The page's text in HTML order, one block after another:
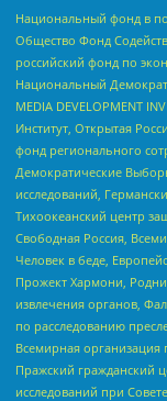
Национальный фонд в
Общество Фонд
российский фонд по
Национальный
MEDIA DEVELOPMENT
Институт, Открытая
фонд регионального
Демократические
исследований,
Тихоокеанский центр
Свободная Россия,
Человек в беде,
Прожект Хармони,
извлечения органов,
по расследованию
Всемирная организация
Пражский гражданский
исследований при